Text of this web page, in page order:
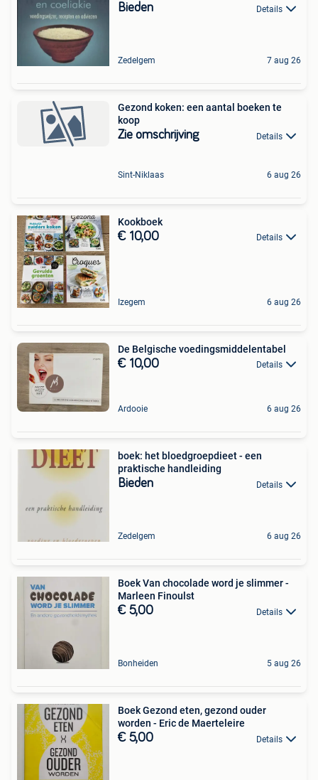
Bieden Details
Zedelgem 7 aug 26
Gezond koken: een aantal boeken te
koop
Zie omschrijving Details
Sint-Niklaas 6 aug 26
Kookboek
€ 10,00 Details
Izegem 6 aug 26
De Belgische voedingsmiddelentabel
€ 10,00 Details
Ardooie 6 aug 26
boek: het bloedgroepdieet - een
praktische handleiding
Bieden Details
Zedelgem 6 aug 26
Boek Van chocolade word je slimmer -
Marleen Finoulst
€ 5,00 Details
Bonheiden 5 aug 26
Boek Gezond eten, gezond ouder
worden - Eric de Maerteleire
€ 5,00 Details